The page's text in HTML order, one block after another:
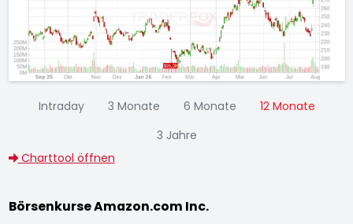
Intraday 3 Monate 6 Monate
12 Monate
3 Jahre
Charttool öffnen
Börsenkurse Amazon.com Inc.